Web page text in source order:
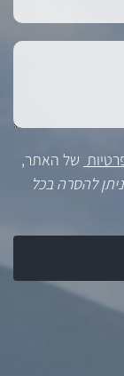
של האתר,
להסרה בכל